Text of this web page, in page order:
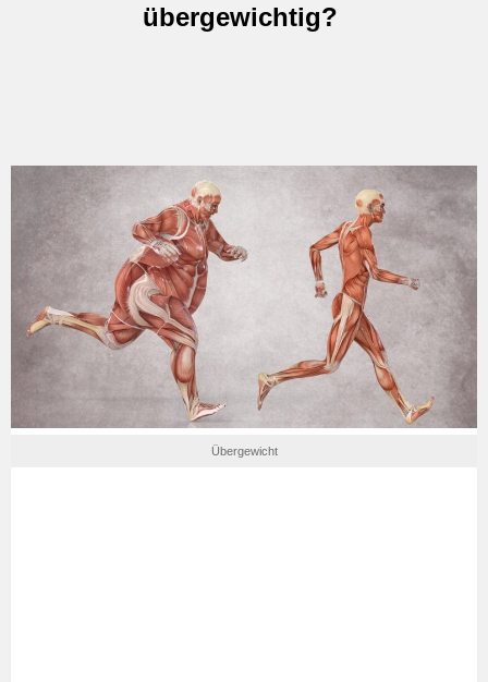
übergewichtig?
Übergewicht